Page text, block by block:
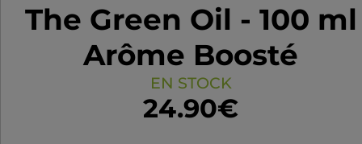
The Green Oil - 100 ml
Arôme Boosté
EN STOCK
24.90€